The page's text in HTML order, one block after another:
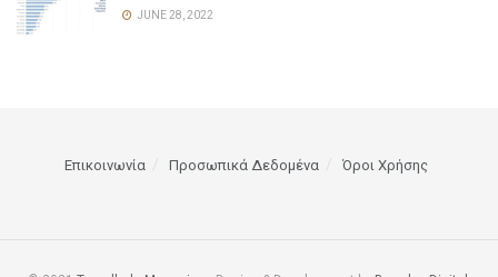
JUNE 28, 2022
Επικοινωνία Προσωπικά Δεδομένα Όροι Χρήσης